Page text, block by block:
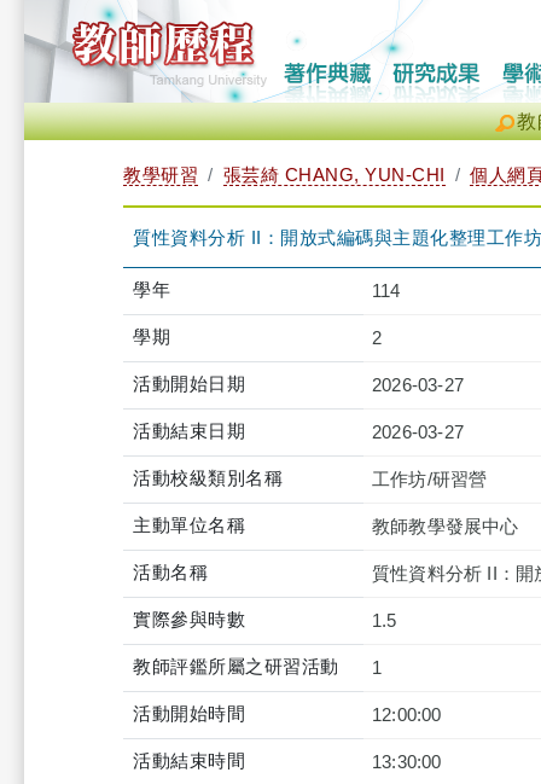
教
教學研習 張芸綺 CHANG, YUN-CHI 個人網
質性資料分析 II：開放式編碼與主題化整理工作
學年 114
學期 2
活動開始日期 2026-03-27
活動結束日期 2026-03-27
活動校級類別名稱 工作坊/研習營
主動單位名稱 教師教學發展中心
活動名稱 質性資料分析 II：
實際參與時數 1.5
教師評鑑所屬之研習活動 1
活動開始時間 12:00:00
活動結束時間 13:30:00